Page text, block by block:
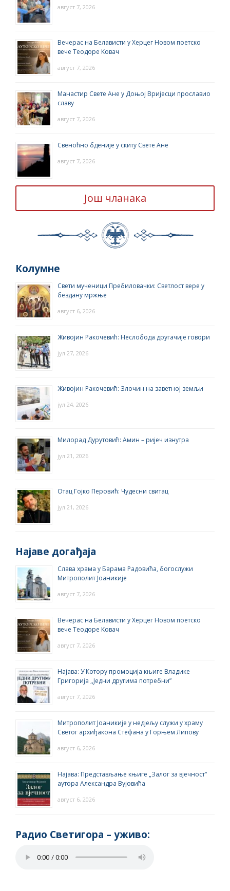
август 7, 2026
Вечерас на Белависти у Херцег Новом поетско
вече Теодоре Ковач
август 7, 2026
Манастир Свете Ане у Доњој Вријесци прославио
славу
август 7, 2026
Свеноћно бденије у скиту Свете Ане
август 7, 2026
Још чланака
Колумне
Свети мученици Пребиловачки: Светлост вере у
бездану мржње
август 6, 2026
Живојин Ракочевић: Неслобода другачије говори
јул 27, 2026
Живојин Ракочевић: Злочин на заветној земљи
јул 24, 2026
Милорад Дурутовић: Амин – ријеч изнутра
јул 21, 2026
Отац Гојко Перовић: Чудесни свитац
јул 21, 2026
Најаве догађаја
Слава храма у Барама Радовића, богослужи
Митрополит Јоаникије
август 7, 2026
Вечерас на Белависти у Херцег Новом поетско
вече Теодоре Ковач
август 7, 2026
Најава: У Котору промоција књиге Владике
Григорија ,,Једни другима потребни”
август 7, 2026
Митрополит Јоаникије у недјељу служи у храму
Светог архиђакона Стефана у Горњем Липову
август 6, 2026
Најава: Представљање књиге „Залог за вјечност“
аутора Александра Вујовића
август 6, 2026
Радио Светигора – yживо: